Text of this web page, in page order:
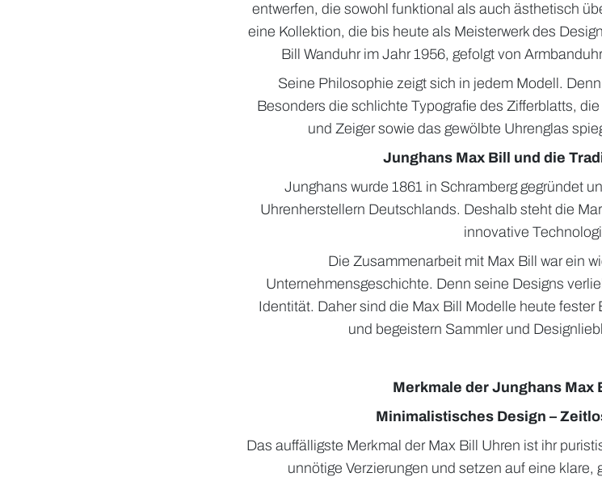
entwerfen, die sowohl funktional als auch ästhetisch
eine Kollektion, die bis heute als Meisterwerk des
Bill Wanduhr im Jahr 1956, gefolgt von
Seine Philosophie zeigt sich in jedem Modell.
Besonders die schlichte Typografie des Zifferblatts,
und Zeiger sowie das gewölbte Uhrenglas
Junghans Max Bill und die
Junghans wurde 1861 in Schramberg gegründet
Uhrenherstellern Deutschlands. Deshalb steht die
innovative
Die Zusammenarbeit mit Max Bill war ein
Unternehmensgeschichte. Denn seine Designs
Identität. Daher sind die Max Bill Modelle heute
und begeistern Sammler und
Merkmale der Junghans Max
Minimalistisches Design –
Das auffälligste Merkmal der Max Bill Uhren ist ihr
unnötige Verzierungen und setzen auf eine klare,